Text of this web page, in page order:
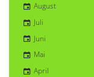
August
Juli
Juni
Mai
April